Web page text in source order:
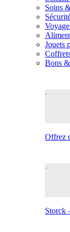
Soins
Jouets
Bons
Offrez
Storck